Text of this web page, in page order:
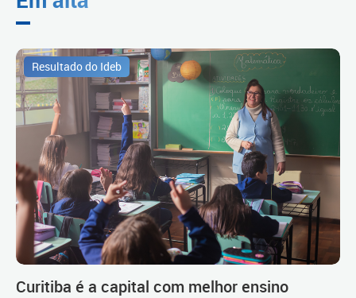
Resultado do Ideb
Curitiba é a capital com melhor ensino